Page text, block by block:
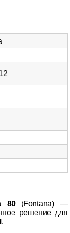
80 (Fontana)—
решение для
.